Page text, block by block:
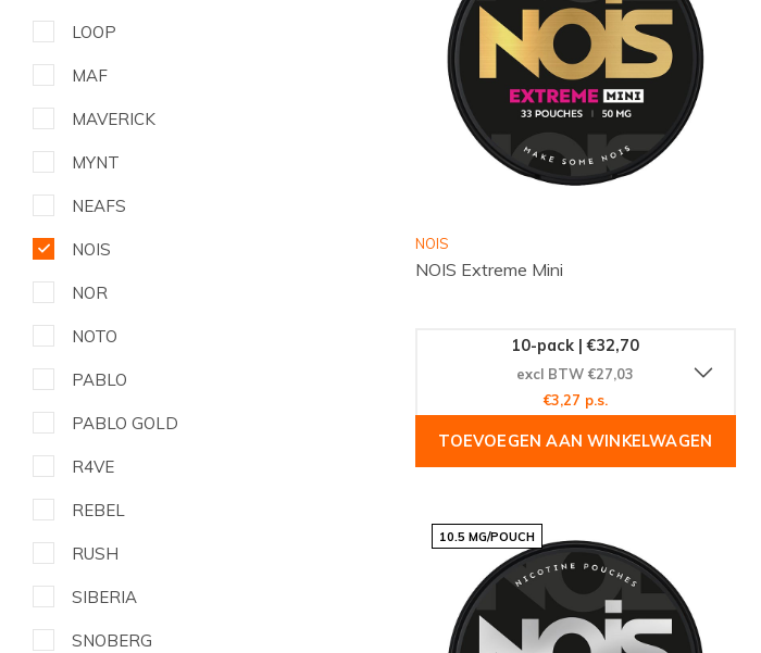
LOOP
MAF
MAVERICK
MYNT
NEAFS
NOIS
NOR
NOTO
PABLO
PABLO GOLD
R4VE
REBEL
RUSH
SIBERIA
SNOBERG
NOIS
NOIS Extreme Mini
10-pack | €32,70
excl BTW €27,03
€3,27 p.s.
TOEVOEGEN AAN WINKELWAGEN
10.5 MG/POUCH